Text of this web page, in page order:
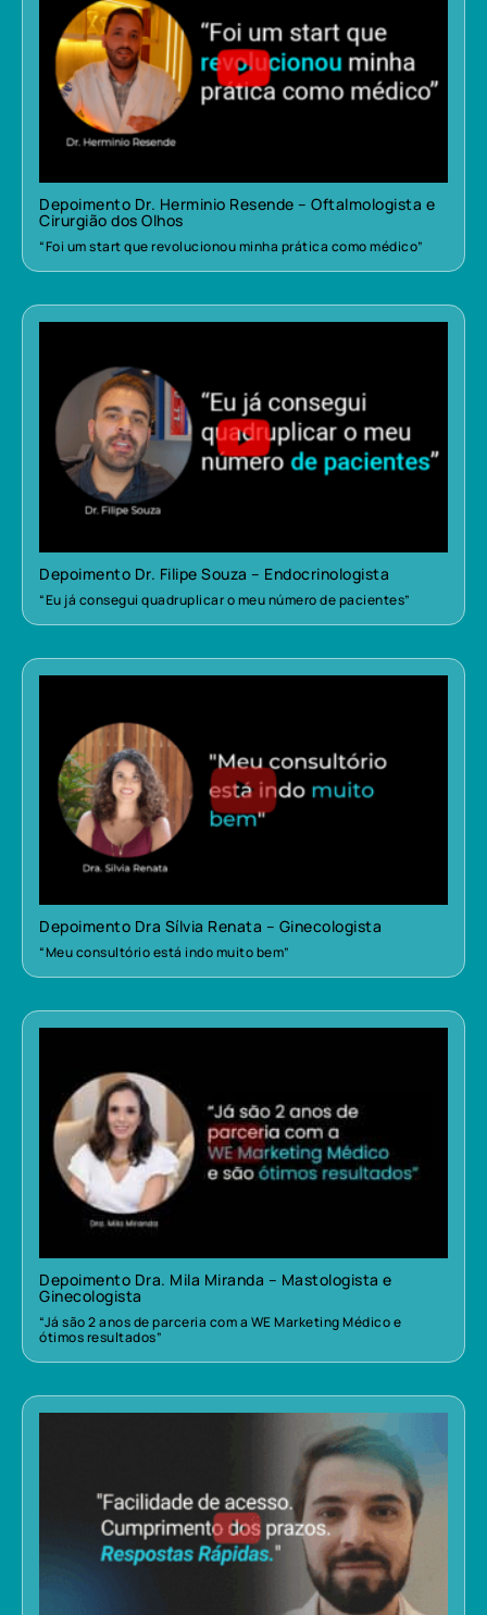
Depoimento Dr. Herminio Resende – Oftalmologista e
Cirurgião dos Olhos
“Foi um start que revolucionou minha prática como médico”
Depoimento Dr. Filipe Souza – Endocrinologista
“Eu já consegui quadruplicar o meu número de pacientes”
Depoimento Dra Sílvia Renata – Ginecologista
“Meu consultório está indo muito bem”
Depoimento Dra. Mila Miranda – Mastologista e
Ginecologista
“Já são 2 anos de parceria com a WE Marketing Médico e
ótimos resultados”